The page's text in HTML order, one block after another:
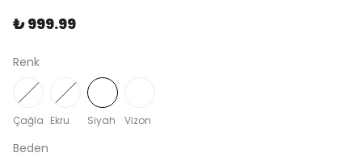
₺ 999.99
Renk
Çağla Ekru Siyah Vizon
Beden